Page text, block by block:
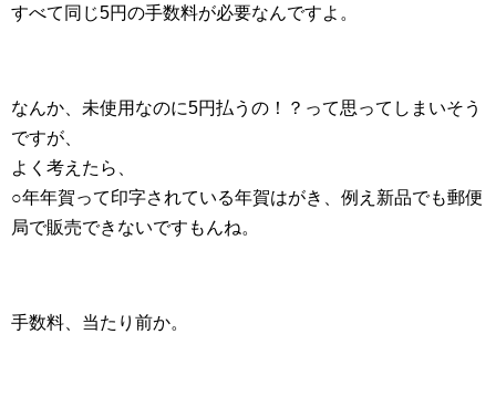
すべて同じ5円の手数料が必要なんですよ。
なんか、未使用なのに5円払うの！？って思ってしまいそう
ですが、
よく考えたら、
○年年賀って印字されている年賀はがき、例え新品でも郵便
局で販売できないですもんね。
手数料、当たり前か。